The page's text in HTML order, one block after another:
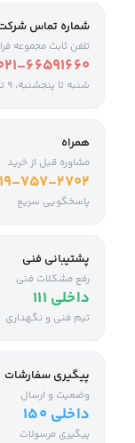
شماره تماس
تلفن ثابت مجموعه
021-66591660 (داخلی ۱۰۹ -
شنبه تا پنجشنبه، 9 تا ۱۷
همراه
مشاوره قبل از خرید
757-2702
پاسخگویی سریع
پشتیبانی فنی
رفع مشکلات فنی
داخلی ۱۱۱
تیم فنی و نگهداری
پیگیری سفارشات
وضعیت و ارسال
داخلی ۱۵۰
پیگیری مرسولات